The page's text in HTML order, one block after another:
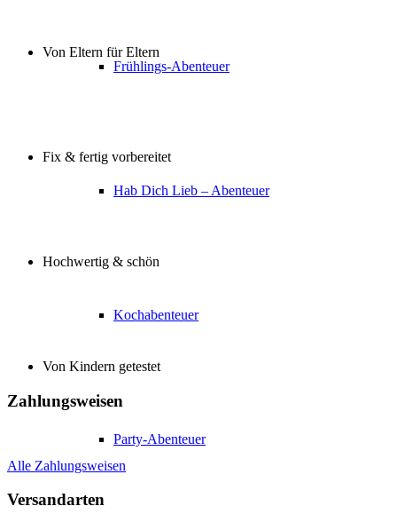
Frühlings-Abenteuer
Hab Dich Lieb – Abenteuer
Kochabenteuer
Party-Abenteuer
Von Eltern für Eltern
Fix & fertig vorbereitet
Hochwertig & schön
Von Kindern getestet
Zahlungsweisen
Alle Zahlungsweisen
Versandarten